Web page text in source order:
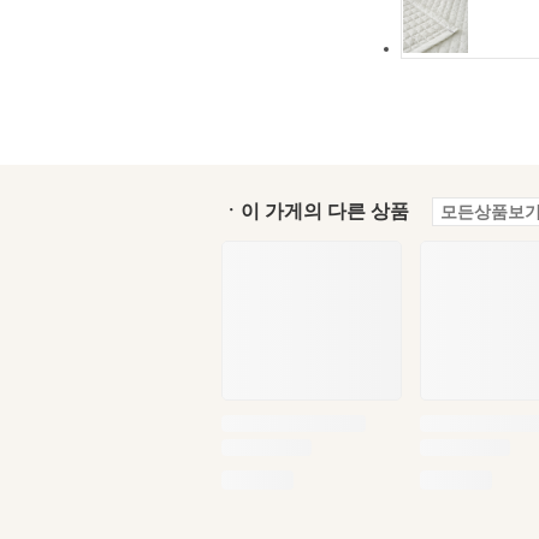
ㆍ이 가게의 다른 상품 모든상품보